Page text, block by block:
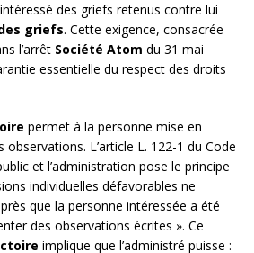
des griefs retenus contre lui
griefs. Cette exigence, consacrée
l’arrêt Société Atom du 31 mai
essentielle du respect des droits
permet à la personne mise en
L’article L. 122-1 du Code
et l’administration pose le principe
individuelles défavorables ne
que la personne intéressée a été
des observations écrites ». Ce
implique que l’administré puisse :